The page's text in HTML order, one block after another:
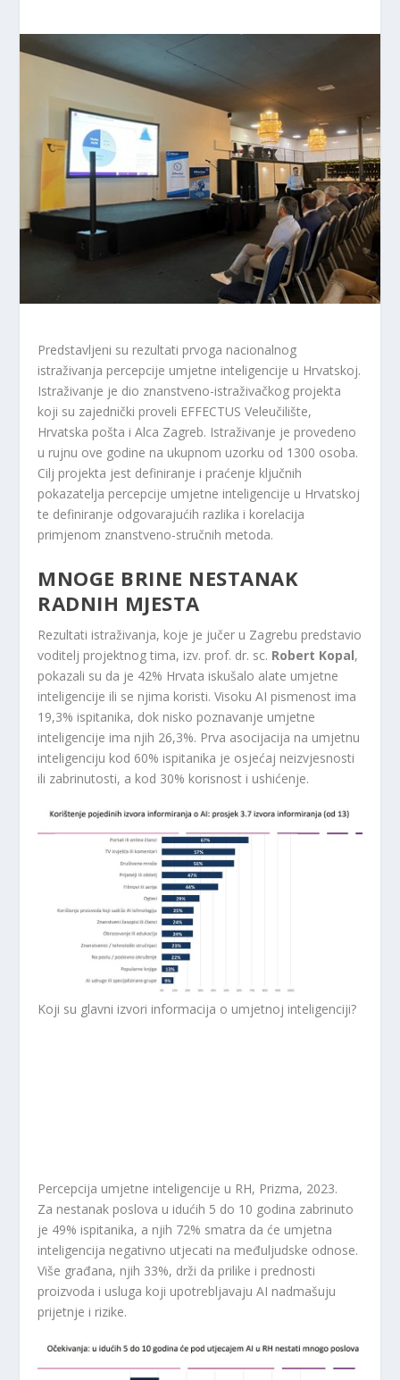
Predstavljeni su rezultati prvoga nacionalnog
istraživanja percepcije umjetne inteligencije u Hrvatskoj.
Istraživanje je dio znanstveno-istraživačkog projekta
koji su zajednički proveli EFFECTUS Veleučilište,
Hrvatska pošta i Alca Zagreb. Istraživanje je provedeno
u rujnu ove godine na ukupnom uzorku od 1300 osoba.
Cilj projekta jest definiranje i praćenje ključnih
pokazatelja percepcije umjetne inteligencije u Hrvatskoj
te definiranje odgovarajućih razlika i korelacija
primjenom znanstveno-stručnih metoda.
MNOGE BRINE NESTANAK
RADNIH MJESTA
Rezultati istraživanja, koje je jučer u Zagrebu predstavio
voditelj projektnog tima, izv. prof. dr. sc. Robert Kopal,
pokazali su da je 42% Hrvata iskušalo alate umjetne
inteligencije ili se njima koristi. Visoku AI pismenost ima
19,3% ispitanika, dok nisko poznavanje umjetne
inteligencije ima njih 26,3%. Prva asocijacija na umjetnu
inteligenciju kod 60% ispitanika je osjećaj neizvjesnosti
ili zabrinutosti, a kod 30% korisnost i ushićenje.
Koji su glavni izvori informacija o umjetnoj inteligenciji?
Percepcija umjetne inteligencije u RH, Prizma, 2023.
Za nestanak poslova u idućih 5 do 10 godina zabrinuto
je 49% ispitanika, a njih 72% smatra da će umjetna
inteligencija negativno utjecati na međuljudske odnose.
Više građana, njih 33%, drži da prilike i prednosti
proizvoda i usluga koji upotrebljavaju AI nadmašuju
prijetnje i rizike.